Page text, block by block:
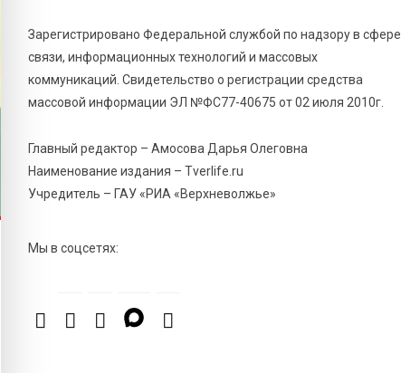
Водителям автобусов в Тверской области
компенсируют ипотеку
6 Авг 2026 12:01 208
студенческий актив ТвГМУ посетил культурную
столицу России
работодателями
Зарегистрировано Федеральной службой по надзору в сфере
связи, информационных технологий и массовых
коммуникаций. Свидетельство о регистрации средства
массовой информации ЭЛ №ФС77-40675 от 02 июля 2010г.
Главный редактор – Амосова Дарья Олеговна
Наименование издания – Tverlife.ru
Учредитель – ГАУ «РИА «Верхневолжье»
Мы в соцсетях: